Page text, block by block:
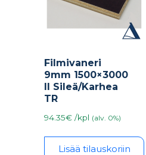
Filmivaneri
9mm 1500×3000
II Sileä/Karhea
TR
94.35€ /kpl (alv. 0%)
Lisää tilauskoriin